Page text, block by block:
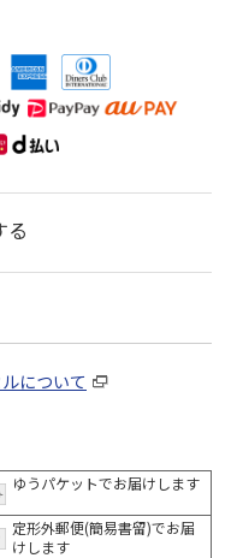
る
について
ゆうパケットでお届けします
定形外郵便(簡易書留)でお届
けします